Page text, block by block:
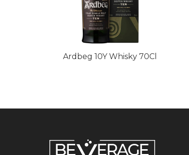
Ardbeg 10Y Whisky 70Cl